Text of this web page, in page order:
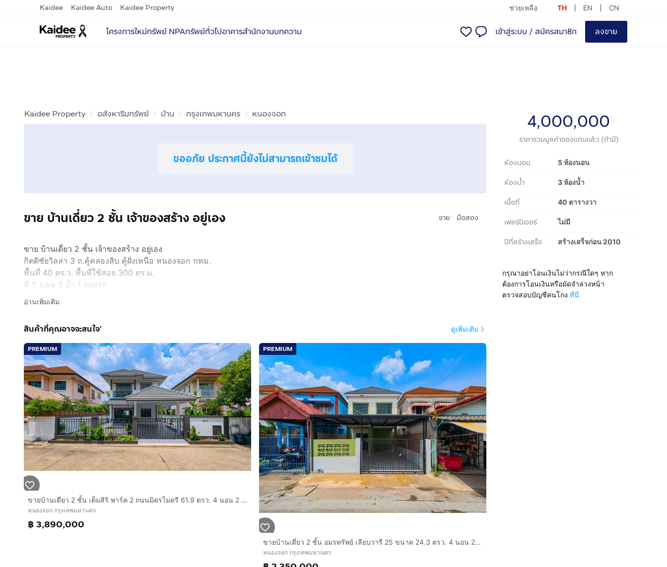
Kaidee Kaidee Auto Kaidee Property ช่วยเหลือ TH EN CN
โครงการใหม่ทรัพย์ NPAทรัพย์ทั่วไปอาคารสำนักงานบทความ เข้าสู่ระบบ / สมัครสมาชิก ลงขาย
Kaidee Property อสังหาริมทรัพย์ บ้าน กรุงเทพมหานคร หนองจอก
ขออภัย ประกาศนี้ยังไม่สามารถเข้าชมได้
ขาย มือสอง
ขาย บ้านเดี่ยว 2 ชั้น เจ้าของสร้าง อยู่เอง
ขาย บ้านเดี่ยว 2 ชั้น เจ้าของสร้าง อยู่เอง
กิตติชัยวิลล่า 3 ถ.คู้คลองสิบ คู้ฝั่งเหนือ หนองจอก กทม.
พื้นที่ 40 ตร.ว. พื้นที่ใช้สอย 300 ตร.ม.
มี 5 นอน 3 น้ำ 1 จอดรถ
ใกล้ CJ Lotus 7-11
อ่านเพิ่มเติม
4,000,000
ราคารวมมูลค่าของแถมแล้ว (ถ้ามี)
ห้องนอน 5 ห้องนอน
ห้องน้ำ 3 ห้องน้ำ
เนื้อที่ 40 ตารางวา
เฟอร์นิเจอร์ ไม่มี
ปีที่สร้างเสร็จ สร้างเสร็จก่อน 2010
กรุณาอย่าโอนเงินไม่ว่ากรณีใดๆ หาก
ต้องการโอนเงินหรือมัดจำล่วงหน้า
ตรวจสอบบัญชีคนโกง ที่นี่
สินค้าที่คุณอาจจะสนใจ' ดูเพิ่มเติม
PREMIUM
ขายบ้านเดี่ยว 2 ชั้น เต็มสิริ พาร์ค 2 ถนนมิตรไมตรี 61.9 ตรว. 4 นอน 2 น้ำ มีพื้นที่สวนรอบบ้าน
หนองจอก กรุงเทพมหานคร
฿ 3,890,000
PREMIUM
ขายบ้านเดี่ยว 2 ชั้น อมรทรัพย์ เลียบวารี 25 ขนาด 24.3 ตรว. 4 นอน 2 น้ำ รีโนเวทใหม่พร้อมอยู่
หนองจอก กรุงเทพมหานคร